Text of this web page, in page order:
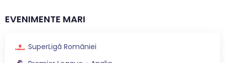
EVENIMENTE MARI
SuperLigă României